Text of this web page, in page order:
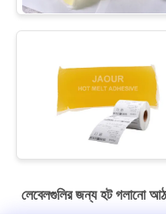
লেবেলগুলির জন্য হট গলানো